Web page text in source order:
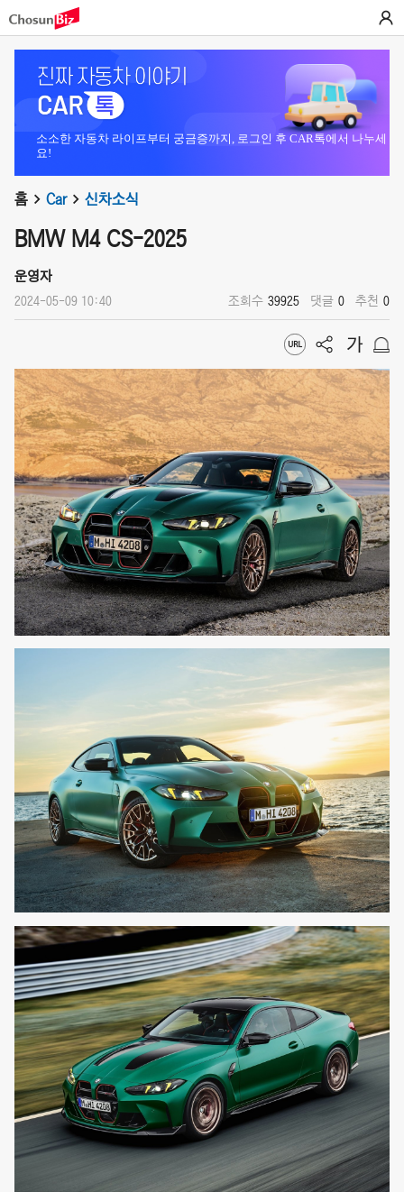
소소한 자동차 라이프부터 궁금증까지, 로그인 후 CAR톡에서 나누세
요!
홈 Car 신차소식
BMW M4 CS-2025
운영자
2024-05-09 10:40 조회수 39925 댓글 0 추천 0